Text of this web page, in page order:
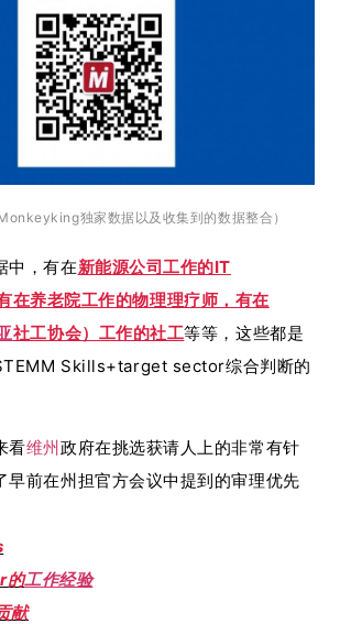
Monkeyking独家数据以及收集到的数据整合 ）
中，有在新能源公司工作的IT
养老院工作的物理理疗师，有在
社工协会）工作的社工等等，这些都是
Skills+target sector综合判断的
看维州 政府在挑选获请人上的非常有针
早前在州担官方会议中提到的审理优先
的工作经验
献